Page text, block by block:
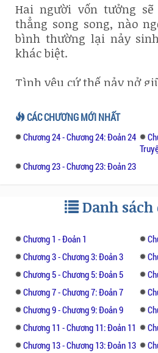
Hai người vốn tưởng
thẳng song song, nào
bình thường lại nảy
khác biệt.
Tình yêu cứ thế nảy nở
Những tưởng đây đã là
cho mối tình. Nào ngờ,
sóng gió ập đến.
Tiểu tam, hiểu lầm,… đã
cùng dẫn đến đổ vỡ.
ích của nhau nên càng
gió. Quá thất vọng và
quyết định chấm dứt
mình vẫn yêu người kia.
Khương Doãn Nguyệt
Phong tưởng rằng ra đi
quen được người kia.
CÁC CHƯƠNG MỚI NHẤT
Chương 24 - Chương 24: Đoản 24
Chương 23 - Chương 23: Đoản 23
Danh sách
Chương 1 - Đoản 1
Chương 3 - Chương 3: Đoản 3
Chương 5 - Chương 5: Đoản 5
Chương 7 - Chương 7: Đoản 7
Chương 9 - Chương 9: Đoản 9
Chương 11 - Chương 11: Đoản 11
Chương 13 - Chương 13: Đoản 13